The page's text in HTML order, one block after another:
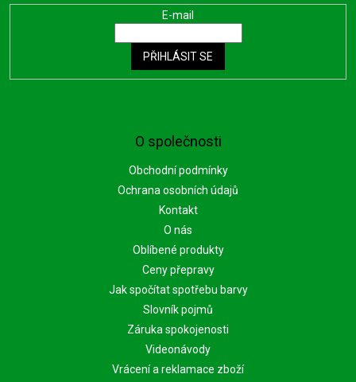
O společnosti
Obchodní podmínky
Ochrana osobních údajů
Kontakt
O nás
Oblíbené produkty
Ceny přepravy
Jak spočítat spotřebu barvy
Slovník pojmů
Záruka spokojenosti
Videonávody
Vrácení a reklamace zboží
E-mail
PŘIHLÁSIT SE